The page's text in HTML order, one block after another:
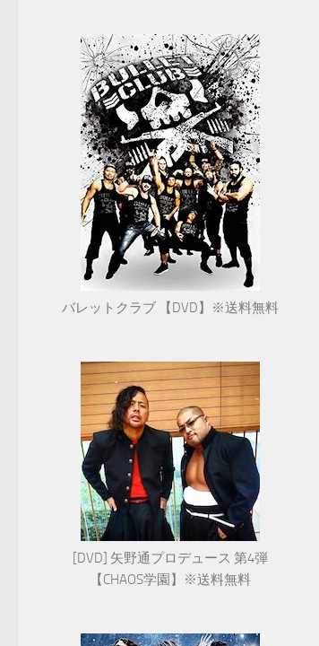
バレットクラブ 【DVD】※送料無料
[DVD] 矢野通プロデュース 第4弾
【CHAOS学園】※送料無料